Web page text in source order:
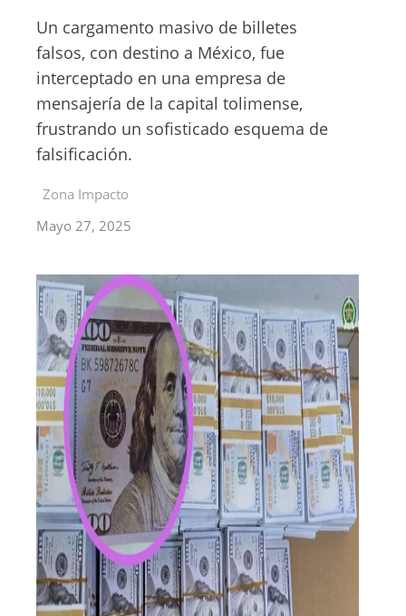
Un cargamento masivo de billetes
falsos, con destino a México, fue
interceptado en una empresa de
mensajería de la capital tolimense,
frustrando un sofisticado esquema de
falsificación.
Zona Impacto
Mayo 27, 2025